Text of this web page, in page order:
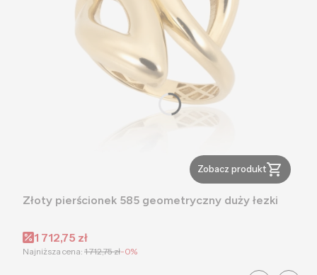
Zobacz produkt
Złoty pierścionek 585 geometryczny duży łezki
Cena promocyjna
1 712,75 zł
Najniższa cena: 1 712,75 zł-0%